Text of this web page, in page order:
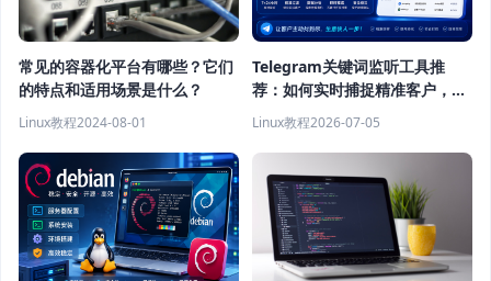
常见的容器化平台有哪些？它们
的特点和适用场景是什么？
Linux教程2024-08-01
Telegram关键词监听工具推
荐：如何实时捕捉精准客户，提
高获客效率？
Linux教程2026-07-05